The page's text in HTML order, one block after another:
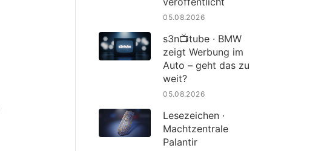
05.08.2026
s3n📺tube · BMW
zeigt Werbung im
Auto – geht das zu
weit?
05.08.2026
Lesezeichen ·
Machtzentrale
Palantir